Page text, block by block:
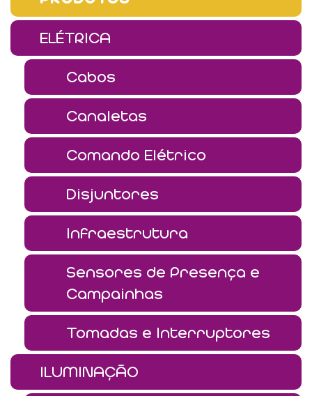
ELÉTRICA
Cabos
Canaletas
Comando Elétrico
Disjuntores
Infraestrutura
Sensores de Presença e
Campainhas
Tomadas e Interruptores
ILUMINAÇÃO